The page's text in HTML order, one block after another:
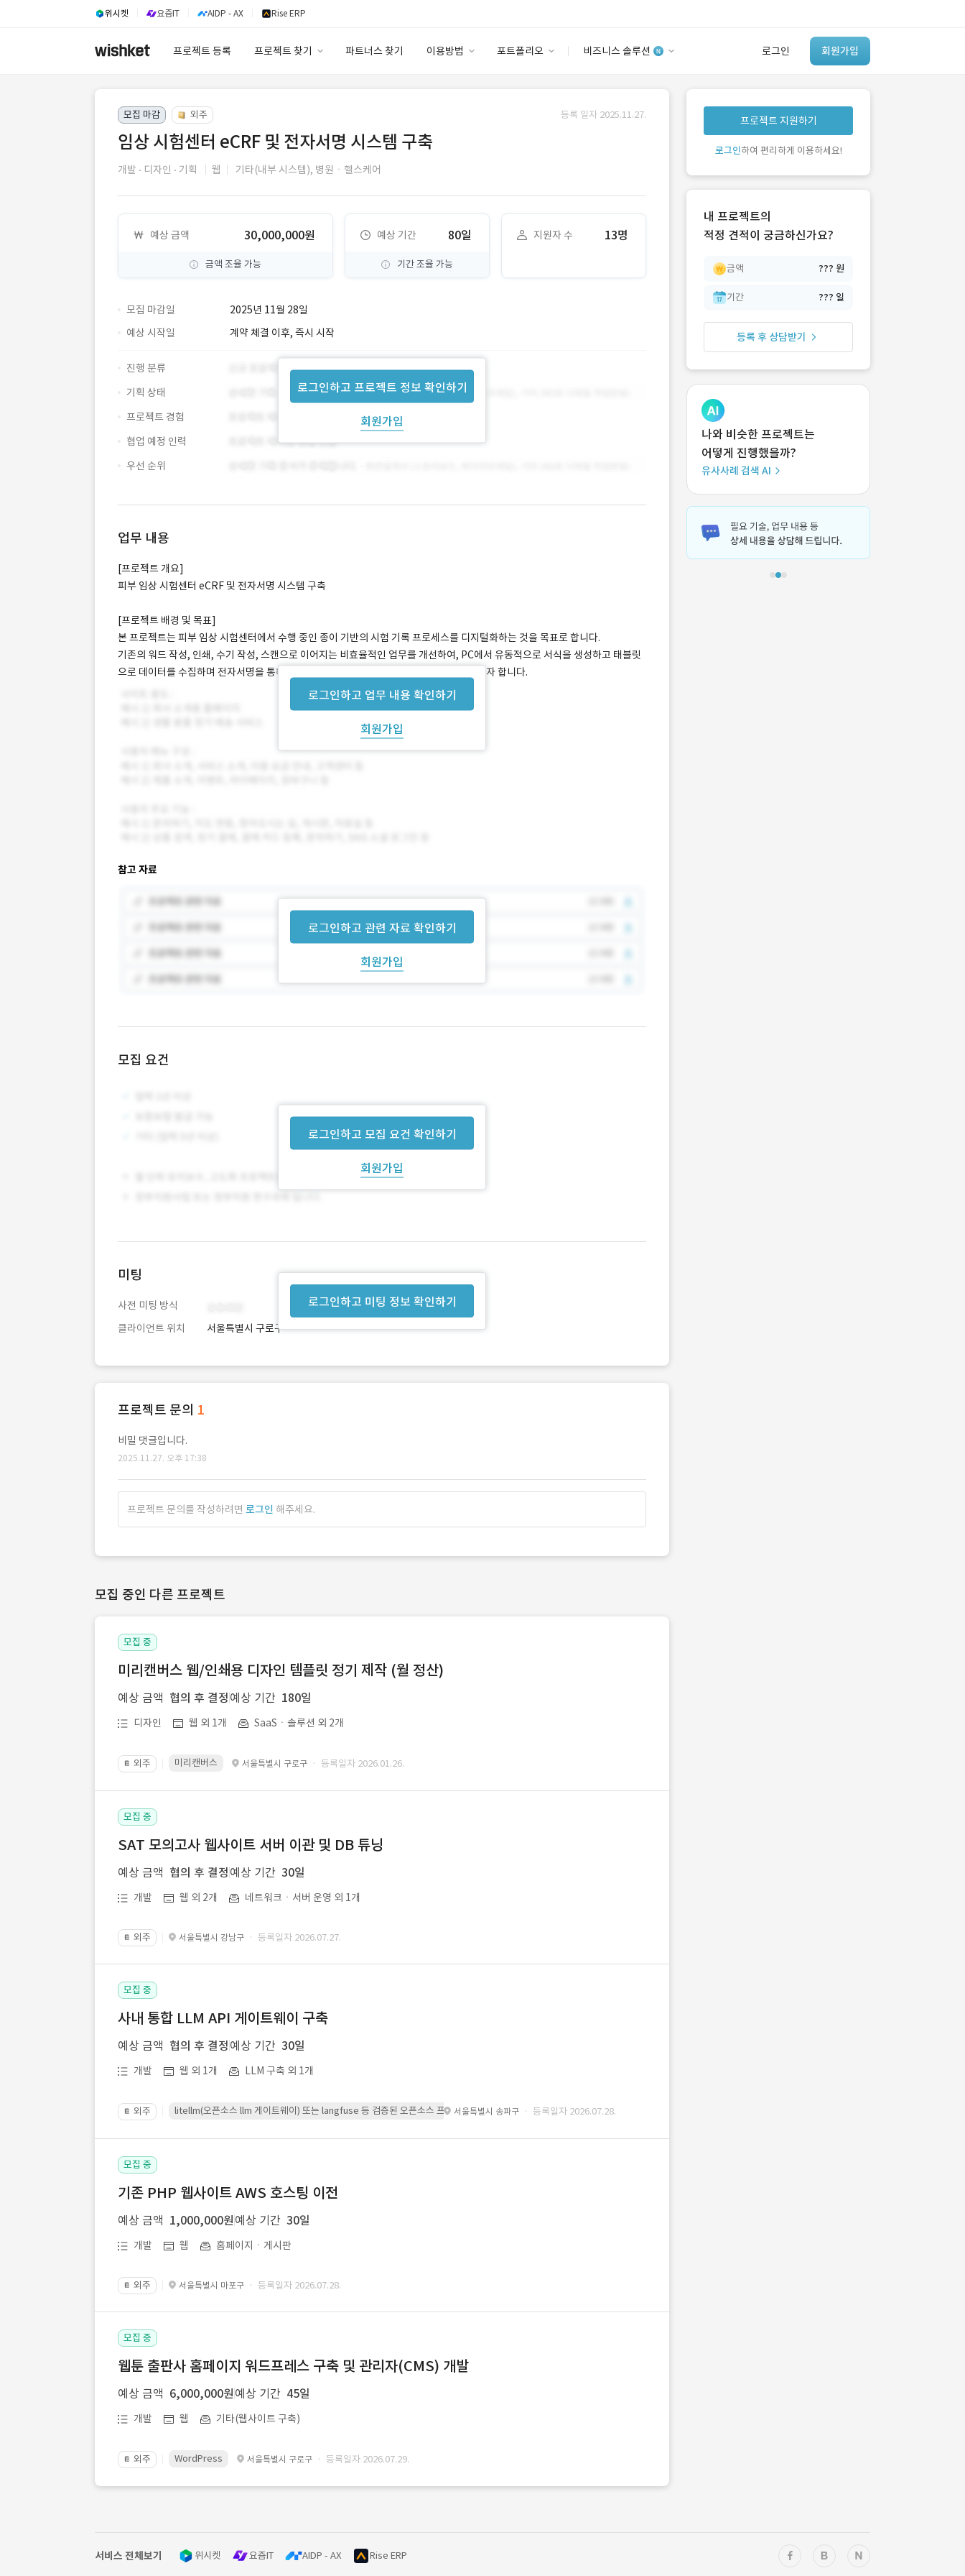
위시켓 요즘IT AIDP - AX Rise ERP
프로젝트 등록 프로젝트 찾기 파트너스 찾기 이용방법 포트폴리오 비즈니스 솔루션 로그인 회원가입
이용요금
고객센터
안심 코드 케어
유사사례 검색 AI
‘이런 거’ 만들어본
개발 회사 있어?
모집 마감 외주 등록 일자 2025.11.27.
임상 시험센터 eCRF 및 전자서명 시스템 구축
개발 디자인 기획 웹 기타(내부 시스템), 병원ㆍ헬스케어
예상 금액 30,000,000원
금액 조율 가능
예상 기간 80일
기간 조율 가능
지원자 수 13명
모집 마감일 2025년 11월 28일
로그인하고 프로젝트 정보 확인하기
회원가입
예상 시작일 계약 체결 이후, 즉시 시작
진행 분류
기획 상태
프로젝트 경험
협업 예정 인력
우선 순위
업무 내용
로그인하고 업무 내용 확인하기
회원가입
[프로젝트 개요]
피부 임상 시험센터 eCRF 및 전자서명 시스템 구축
[프로젝트 배경 및 목표]
본 프로젝트는 피부 임상 시험센터에서 수행 중인 종이 기반의 시험 기록 프로세스를 디지털화하는 것을 목표로 합니다.
기존의 워드 작성, 인쇄, 수기 작성, 스캔으로 이어지는 비효율적인 업무를 개선하여, PC에서 유동적으로 서식을 생성하고 태블릿
으로 데이터를 수집하며 전자서명을 통해 문서를 완성/보관하는 원스톱 시스템을 구축하고자 합니다.
참고 자료
로그인하고 관련 자료 확인하기
회원가입
모집 요건
로그인하고 모집 요건 확인하기
회원가입
로그인하고 미팅 정보 확인하기
미팅
사전 미팅 방식
클라이언트 위치
서울특별시 구로구
프로젝트 문의 1
비밀 댓글입니다.
2025.11.27. 오후 17:38
프로젝트 문의를 작성하려면 로그인 해주세요.
모집 중인 다른 프로젝트
모집 중
미리캔버스 웹/인쇄용 디자인 템플릿 정기 제작 (월 정산)
예상 금액 협의 후 결정 예상 기간 180일
디자인 웹 외 1개 SaaSㆍ솔루션 외 2개
📔 외주 미리캔버스 서울특별시 구로구 · 등록일자 2026.01.26.
모집 중
SAT 모의고사 웹사이트 서버 이관 및 DB 튜닝
예상 금액 협의 후 결정 예상 기간 30일
개발 웹 외 2개 네트워크ㆍ서버 운영 외 1개
📔 외주 서울특별시 강남구 · 등록일자 2026.07.27.
모집 중
사내 통합 LLM API 게이트웨이 구축
예상 금액 협의 후 결정 예상 기간 30일
개발 웹 외 1개 LLM 구축 외 1개
📔 외주 litellm(오픈소스 llm 게이트웨이) 또는 langfuse 등 검증된 오픈소스 프레임워크를 기반으로 시스템을 구축
서울특별시 송파구 · 등록일자 2026.07.28.
모집 중
기존 PHP 웹사이트 AWS 호스팅 이전
예상 금액 1,000,000원 예상 기간 30일
개발 웹 홈페이지ㆍ게시판
📔 외주 서울특별시 마포구 · 등록일자 2026.07.28.
모집 중
웹툰 출판사 홈페이지 워드프레스 구축 및 관리자(CMS) 개발
예상 금액 6,000,000원 예상 기간 45일
개발 웹 기타(웹사이트 구축)
📔 외주 WordPress 서울특별시 구로구 · 등록일자 2026.07.29.
프로젝트 지원하기
로그인하여 편리하게 이용하세요!
내 프로젝트의
적정 견적이 궁금하신가요?
금액 ??? 원
기간 ??? 일
등록 후 상담받기
나와 비슷한 프로젝트는
어떻게 진행했을까?
유사사례 검색 AI
서비스 전체보기 위시켓 요즘IT AIDP - AX Rise ERP